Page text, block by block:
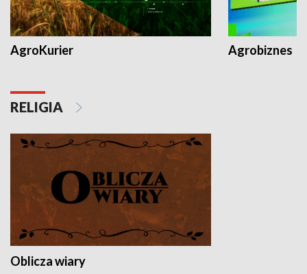
AgroKurier Agrobiznes
RELIGIA
Oblicza wiary